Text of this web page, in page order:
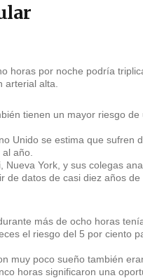
horas por noche podría
alta.
tienen un mayor riesgo de
Unido se estima que sufren
año.
Nueva York, y sus colegas
datos de casi diez años
más de ocho horas
el riesgo del 5 por ciento
muy poco sueño también
horas significaron una